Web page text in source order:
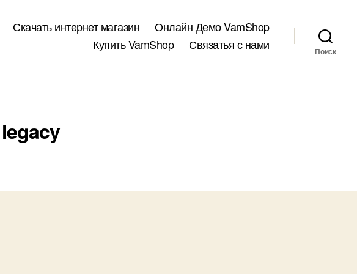
Скачать интернет магазин
Онлайн Демо VamShop
Купить VamShop
Связатья с нами Поиск